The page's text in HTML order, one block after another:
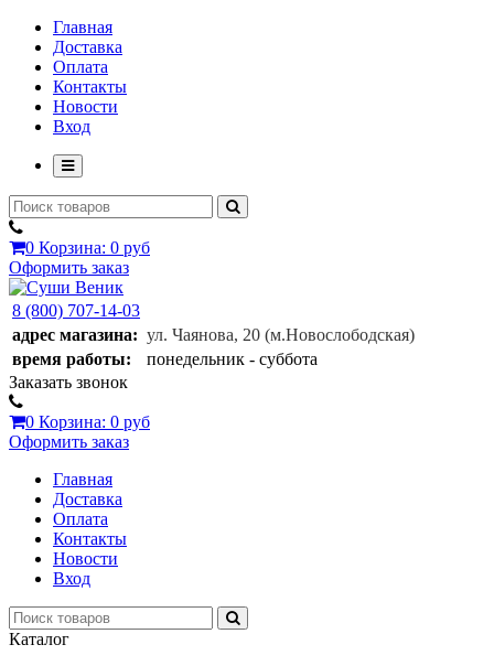
Главная
Доставка
Оплата
Контакты
Новости
Вход
0 Корзина: 0 руб
Оформить заказ
8 (800) 707-14-03
адрес магазина: ул. Чаянова, 20 (м.Новослободская)
время работы:
понедельник - суббота
Заказать звонок
0 Корзина: 0 руб
Оформить заказ
Главная
Доставка
Оплата
Контакты
Новости
Вход
Каталог